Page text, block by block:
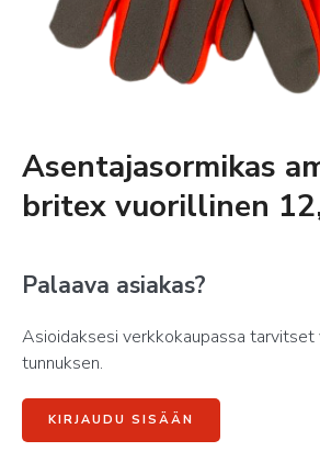
Asentajasormikas
britex vuorillinen
Palaava asiakas?
Asioidaksesi verkkokaupassa
tunnuksen.
KIRJAUDU SISÄÄN